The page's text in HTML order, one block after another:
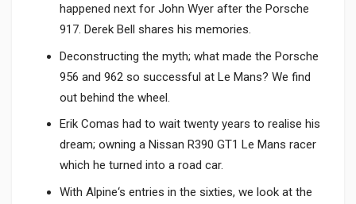
happened next for John Wyer after the Porsche
917. Derek Bell shares his memories.
Deconstructing the myth; what made the Porsche
956 and 962 so successful at Le Mans? We find
out behind the wheel.
Erik Comas had to wait twenty years to realise his
dream; owning a Nissan R390 GT1 Le Mans racer
which he turned into a road car.
With Alpine‘s entries in the sixties, we look at the